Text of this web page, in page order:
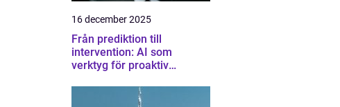
16 december 2025
Från prediktion till
intervention: AI som
verktyg för proaktiv